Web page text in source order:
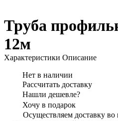
Труба
12м
Характеристики Описание
Нет в наличии
Рассчитать доставку
Нашли дешевле?
Хочу в подарок
Осуществляем доставку во